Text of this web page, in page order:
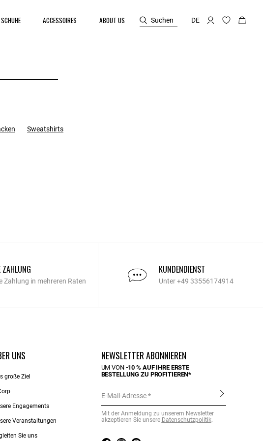
SCHUHE ACCESSOIRES ABOUT US Suchen DE
Sweatshirts
ZAHLUNG
Zahlung in mehreren Raten
KUNDENDIENST
Unter +49 33556174914
UNS
große Ziel
Engagements
Veranstaltungen
Sie uns
NEWSLETTER ABONNIEREN
UM VON -10 % AUF IHRE ERSTE
BESTELLUNG ZU PROFITIEREN*
E-Mail-Adresse
Mit der Anmeldung zu unserem Newsletter
akzeptieren Sie unsere Datenschutzpolitik.